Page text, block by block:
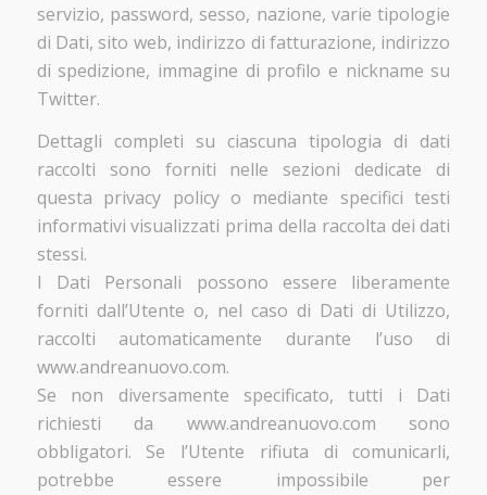
servizio, password, sesso, nazione, varie tipologie
di Dati, sito web, indirizzo di fatturazione, indirizzo
di spedizione, immagine di profilo e nickname su
Twitter.
Dettagli completi su ciascuna tipologia di dati
raccolti sono forniti nelle sezioni dedicate di
questa privacy policy o mediante specifici testi
informativi visualizzati prima della raccolta dei dati
stessi.
I Dati Personali possono essere liberamente
forniti dall’Utente o, nel caso di Dati di Utilizzo,
raccolti automaticamente durante l’uso di
www.andreanuovo.com.
Se non diversamente specificato, tutti i Dati
richiesti da www.andreanuovo.com sono
obbligatori. Se l’Utente rifiuta di comunicarli,
potrebbe essere impossibile per